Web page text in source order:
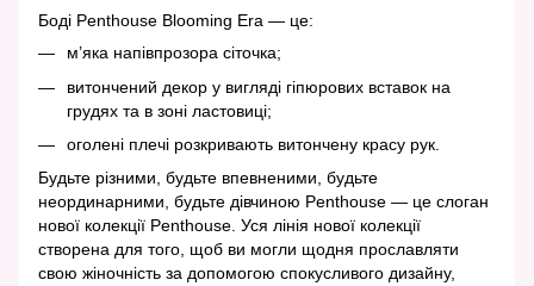
Боді Penthouse Blooming Era — це:
м’яка напівпрозора сіточка;
витончений декор у вигляді гіпюрових вставок на
грудях та в зоні ластовиці;
оголені плечі розкривають витончену красу рук.
Будьте різними, будьте впевненими, будьте
неординарними, будьте дівчиною Penthouse — це слоган
нової колекції Penthouse. Уся лінія нової колекції
створена для того, щоб ви могли щодня прославляти
свою жіночність за допомогою спокусливого дизайну,